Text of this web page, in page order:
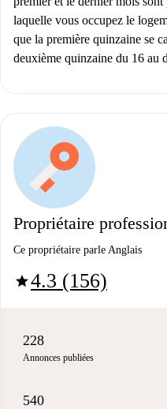
laquelle vous occupez le
que la première quinzaine se
deuxième quinzaine du 16 au
Propriétaire
Ce propriétaire parle Anglais
star4.3 (156)
228
Annonces publiées
540